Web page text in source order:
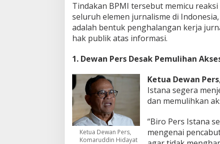
Tindakan BPMI tersebut memicu
seluruh elemen jurnalisme di
adalah bentuk penghalangan kerja
hak publik atas informasi.
1. Dewan Pers Desak Pemulihan
Ketua Dewan Pers,
Komaruddin Hidayat
Ketua Dewan Pers,
Istana segera
dan memulihkan
“Biro Pers Istana
mengenai